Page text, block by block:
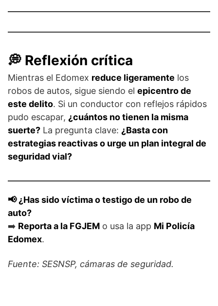
💭 Reflexión crítica
Mientras el Edomex reduce ligeramente los
robos de autos, sigue siendo el epicentro de
este delito. Si un conductor con reflejos rápidos
pudo escapar, ¿cuántos no tienen la misma
suerte? La pregunta clave: ¿Basta con
estrategias reactivas o urge un plan integral de
seguridad vial?
📢 ¿Has sido víctima o testigo de un robo de
auto?
➡️ Reporta a la FGJEM o usa la app Mi Policía
Edomex.
Fuente: SESNSP, cámaras de seguridad.